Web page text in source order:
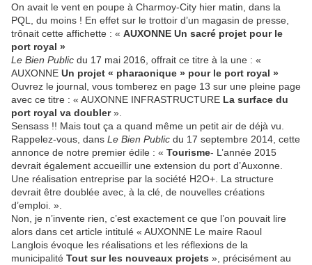
On avait le vent en poupe à Charmoy-City hier matin, dans la
PQL, du moins ! En effet sur le trottoir d’un magasin de presse,
trônait cette affichette : « AUXONNE Un sacré projet pour le
port royal »
Le Bien Public du 17 mai 2016, offrait ce titre à la une : «
AUXONNE Un projet « pharaonique » pour le port royal »
Ouvrez le journal, vous tomberez en page 13 sur une pleine page
avec ce titre : « AUXONNE INFRASTRUCTURE La surface du
port royal va doubler».
Sensass !! Mais tout ça a quand même un petit air de déjà vu.
Rappelez-vous, dans Le Bien Public du 17 septembre 2014, cette
annonce de notre premier édile : « Tourisme- L’année 2015
devrait également accueillir une extension du port d’Auxonne.
Une réalisation entreprise par la société H2O+. La structure
devrait être doublée avec, à la clé, de nouvelles créations
d’emploi. ».
Non, je n’invente rien, c’est exactement ce que l’on pouvait lire
alors dans cet article intitulé « AUXONNE Le maire Raoul
Langlois évoque les réalisations et les réflexions de la
municipalité Tout sur les nouveaux projets », précisément au